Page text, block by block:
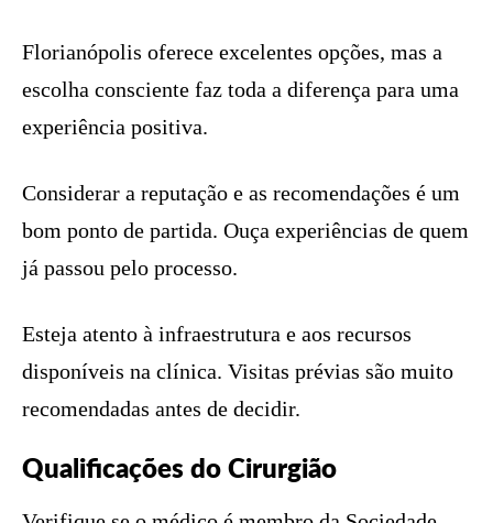
Florianópolis oferece excelentes opções, mas a
escolha consciente faz toda a diferença para uma
experiência positiva.
Considerar a reputação e as recomendações é um
bom ponto de partida. Ouça experiências de quem
já passou pelo processo.
Esteja atento à infraestrutura e aos recursos
disponíveis na clínica. Visitas prévias são muito
recomendadas antes de decidir.
Qualificações do Cirurgião